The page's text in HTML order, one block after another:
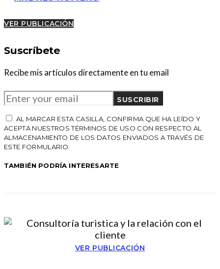
VER PUBLICACIÓN
Suscríbete
Recibe mis artículos directamente en tu email
SUSCRIBIR
AL MARCAR ESTA CASILLA, CONFIRMA QUE HA LEÍDO Y
ACEPTA NUESTROS TÉRMINOS DE USO CON RESPECTO AL
ALMACENAMIENTO DE LOS DATOS ENVIADOS A TRAVÉS DE
ESTE FORMULARIO.
TAMBIÉN PODRÍA INTERESARTE
VER PUBLICACIÓN